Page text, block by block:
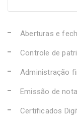
Aberturas e
Controle de
Administração
Emissão de
Certificados